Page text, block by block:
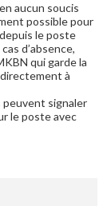
aucun soucis
possible pour
le poste
d’absence,
qui garde la
à
peuvent signaler
le poste avec